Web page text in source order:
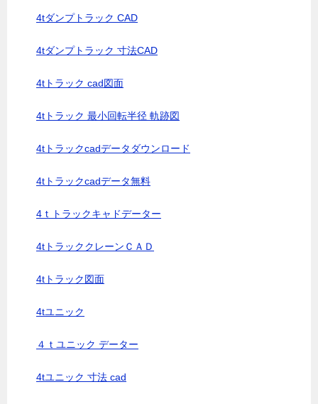
4tダンプトラック CAD
4tダンプトラック 寸法CAD
4tトラック cad図面
4tトラック 最小回転半径 軌跡図
4tトラックcadデータダウンロード
4tトラックcadデータ無料
4ｔトラックキャドデーター
4tトラッククレーンＣＡＤ
4tトラック図面
4tユニック
４ｔユニック データー
4tユニック 寸法 cad